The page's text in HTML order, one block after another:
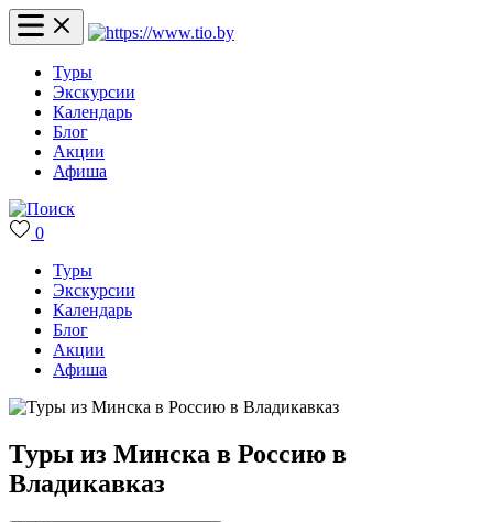
Туры
Экскурсии
Календарь
Блог
Акции
Афиша
0
Туры
Экскурсии
Календарь
Блог
Акции
Афиша
Туры из Минска в Россию в
Владикавказ